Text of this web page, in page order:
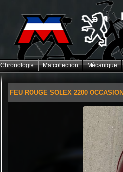
Chronologie Ma collection Mécanique
FEU ROUGE SOLEX 2200 OCCASION